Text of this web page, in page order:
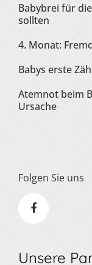
Babybrei für
sollten
4. Monat:
Babys erste
Atemnot beim
Ursache
Folgen Sie uns
Unsere